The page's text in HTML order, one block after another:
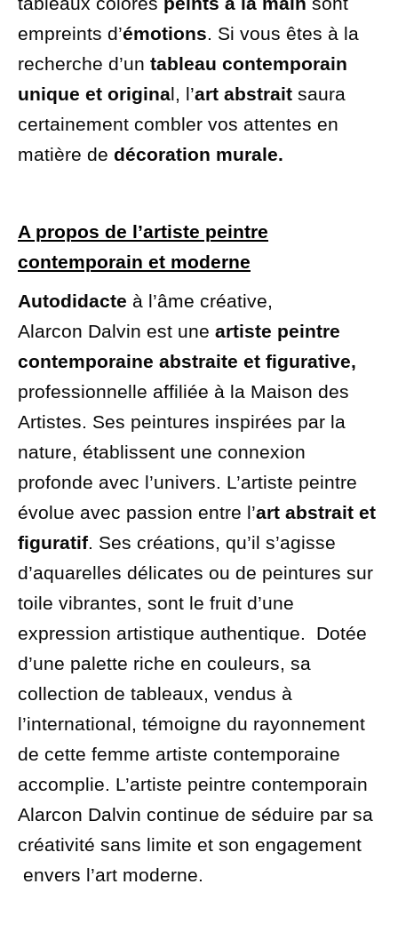
empreints d’émotions. Si vous êtes à la
recherche d’un tableau contemporain
unique et original, l’art abstrait saura
certainement combler vos attentes en
matière de décoration murale.
A propos de l’artiste peintre
contemporain et moderne
Autodidacte à l’âme créative,
Alarcon Dalvin est une artiste peintre
contemporaine abstraite et figurative,
professionnelle affiliée à la Maison des
Artistes. Ses peintures inspirées par la
nature, établissent une connexion
profonde avec l’univers. L’artiste peintre
évolue avec passion entre l’art abstrait et
figuratif. Ses créations, qu’il s’agisse
d’aquarelles délicates ou de peintures sur
toile vibrantes, sont le fruit d’une
expression artistique authentique. Dotée
d’une palette riche en couleurs, sa
collection de tableaux, vendus à
l’international, témoigne du rayonnement
de cette femme artiste contemporaine
accomplie. L’artiste peintre contemporain
Alarcon Dalvin continue de séduire par sa
créativité sans limite et son engagement
envers l’art moderne.